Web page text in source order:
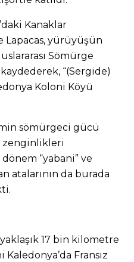
Kanaklar
Lapacas, yürüyüşün
Sömürge
“(Sergide)
Koloni Köyü
sömürgeci gücü
zenginlikleri
“yabani” ve
atalarının da burada
yaklaşık 17 bin kilometre
Fransız